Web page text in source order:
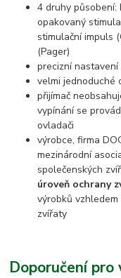
4 druhy působení:
opakovaný
stimulační impuls
(Pager)
precizní
velmi jednoduché
přijímač
vypínání se
ovladači
výrobce, firma
mezinárodní
společenských
úroveň ochrany
výrobků
zvířaty
Doporučení pro